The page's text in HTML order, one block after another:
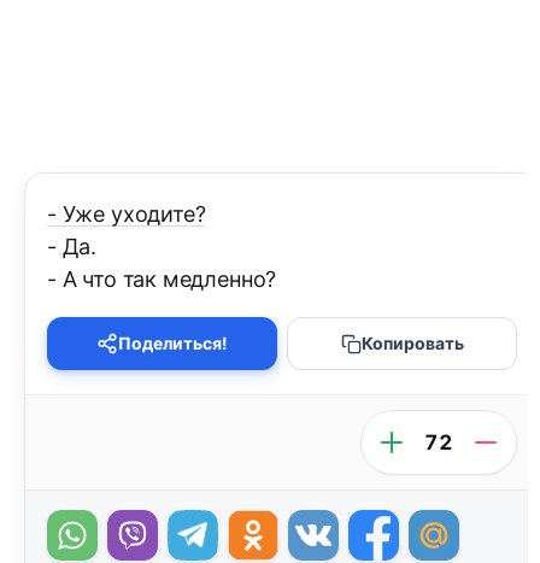
- Уже уходите?
- Да.
- А что так медленно?
Поделиться! Копировать
72